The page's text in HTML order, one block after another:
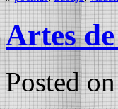
Artes
Posted on